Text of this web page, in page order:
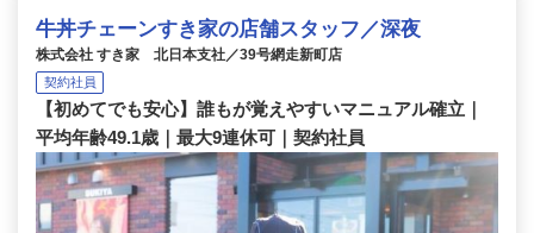
牛丼チェーンすき家の店舗スタッフ／深夜
株式会社 すき家 北日本支社／39号網走新町店
契約社員
【初めてでも安心】誰もが覚えやすいマニュアル確立｜
平均年齢49.1歳｜最大9連休可｜契約社員